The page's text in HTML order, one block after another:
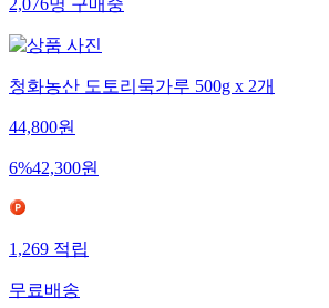
2,076명구매중
청화농산 도토리묵가루 500g x 2개
44,800원
6%42,300원
1,269적립
무료배송